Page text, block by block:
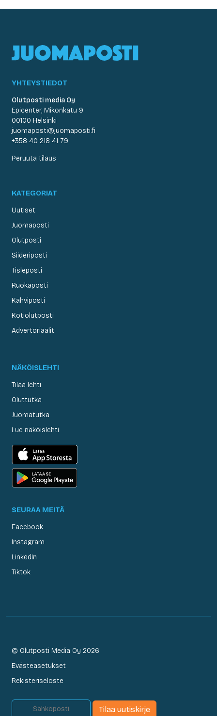
YHTEYSTIEDOT
Olutposti media Oy
Epicenter, Mikonkatu 9
00100 Helsinki
juomaposti@juomaposti.fi
+358 40 218 41 79
Peruuta tilaus
KATEGORIAT
Uutiset
Juomaposti
Olutposti
Siideriposti
Tisleposti
Ruokaposti
Kahviposti
Kotiolutposti
Advertoriaalit
NÄKÖISLEHTI
Tilaa lehti
Oluttutka
Juomatutka
Lue näköislehti
SEURAA MEITÄ
Facebook
Instagram
LinkedIn
Tiktok
© Olutposti Media Oy 2026
Evästeasetukset
Rekisteriseloste
Tilaa uutiskirje